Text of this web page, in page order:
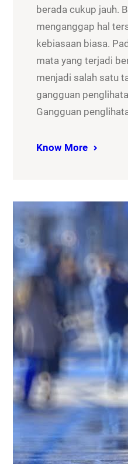
berada cukup jauh.
menganggap hal
kebiasaan biasa.
mata yang terjadi
menjadi salah satu
gangguan
Gangguan
Know More